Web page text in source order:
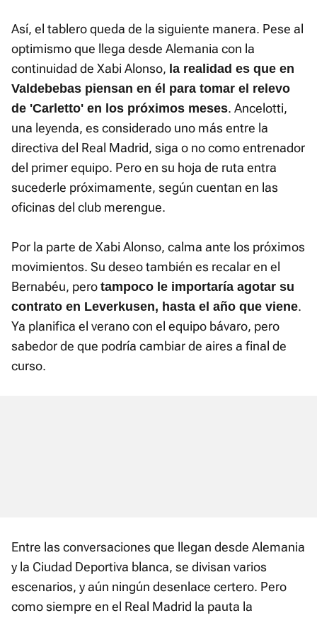
Así, el tablero queda de la siguiente manera. Pese al
optimismo que llega desde Alemania con la
continuidad de Xabi Alonso, la realidad es que en
Valdebebas piensan en él para tomar el relevo
de 'Carletto' en los próximos meses. Ancelotti,
una leyenda, es considerado uno más entre la
directiva del Real Madrid, siga o no como entrenador
del primer equipo. Pero en su hoja de ruta entra
sucederle próximamente, según cuentan en las
oficinas del club merengue.
Por la parte de Xabi Alonso, calma ante los próximos
movimientos. Su deseo también es recalar en el
Bernabéu, pero tampoco le importaría agotar su
contrato en Leverkusen, hasta el año que viene.
Ya planifica el verano con el equipo bávaro, pero
sabedor de que podría cambiar de aires a final de
curso.
Entre las conversaciones que llegan desde Alemania
y la Ciudad Deportiva blanca, se divisan varios
escenarios, y aún ningún desenlace certero. Pero
como siempre en el Real Madrid la pauta la